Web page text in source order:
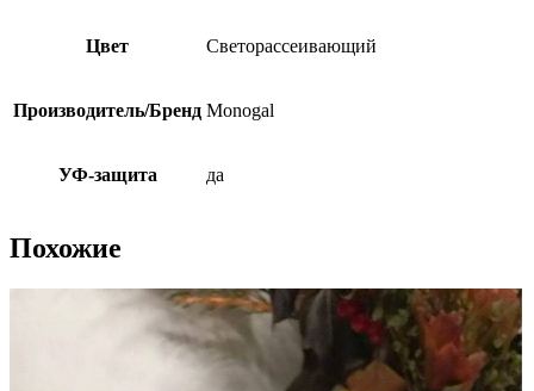
Цвет Светорассеивающий
Производитель/Бренд Monogal
УФ-защита да
Похожие